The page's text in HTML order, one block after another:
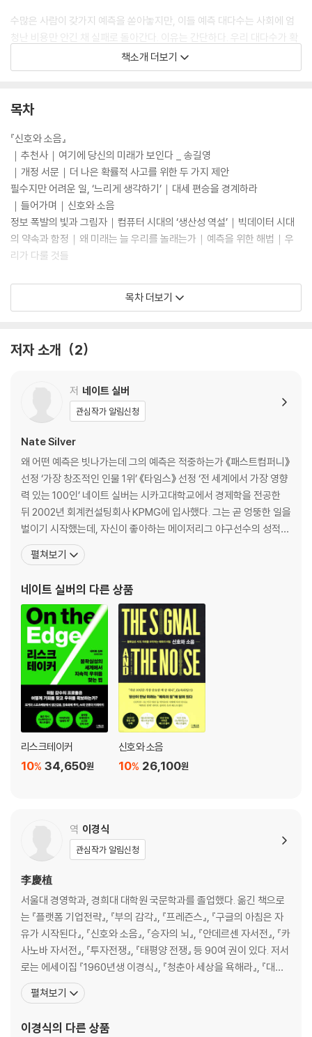
수많은 사람이 갖가지 예측을 쏟아놓지만, 이들 예측 대다수는 사회에 엄
청난 비용만 안긴 채 실패로 돌아간다. 이유는 간단하다. 우리 대다수가 확
률과 불확실성을 제대로 이해하지 못하기 때문이다.
누가 물밑에서 시장을 움직이고 사회의 구조를 바꾸는가?
전 세계적 베스트셀러 《신호와 소음The Signal and the Noise》에서
‘소음이 가득한 세상에서 의미 있는 신호를 찾는 법’을 제안한 통계 분석 전
문가이자 정치분석가 네이트 실버가 10여 년 만에 두 번째 책 《리스크테이
커》(원제: On the Edge)로 돌아왔다. 이 시의적절하고 흥미로운 책에서
실버는 특유의 사고방식과 고도의 위험 감수 능력으로 현대 사회의 많은
부분을 형성하고 지배하는 사람들의 공동체를 ‘강river’이라고 지칭한다.
그리고 포커 플레이어, 헤지펀드 매니저, 암호화폐 신봉자, 블루칩 아트 수
집가로 대표되는 프로 위험감수자들과의 심층 인터뷰에 실버 특유의 통찰
이 책에서는 내 뿌리로 돌아가려 한다. 나는 지난 3년을 주로 내가 ‘강Rive
책소개 더보기
목차
『신호와 소음』
｜추천사｜여기에 당신의 미래가 보인다 _ 송길영
｜개정 서문｜더 나은 확률적 사고를 위한 두 가지 제안
필수지만 어려운 일, ‘느리게 생각하기’｜대세 편승을 경계하라
｜들어가며｜신호와 소음
정보 폭발의 빛과 그림자｜컴퓨터 시대의 ‘생산성 역설’｜빅데이터 시대
의 약속과 함정｜왜 미래는 늘 우리를 놀래는가｜예측을 위한 해법｜우
리가 다룰 것들
Ⅰ. 예측에 대한 근본적인 의문들
1. 금융위기│경제 붕괴를 둘러싼 예측의 대실패
러싼 환상｜2막: 레버리지, 하우스푸어를 양산하다｜인터미션: ‘공포’는
의 공통점｜실패한 예측의 공식: 표본 외 예측의 문제｜무엇을 배울 수 있
2. 정치│내가 선거 결과를 맞힌 비법
정치학자들은 TV에 나오는 전문가 패널들보다 나을까?｜더 나은 예측을
위한 올바른 태도: 여우가 돼라｜왜 고슴도치는 TV 패널로 더 환영받을
까?｜엉터리 예측이 횡행하는 이유｜정치 예측에 뛰어들다｜여우의 원
칙 1: 확률적으로 생각하라｜여우의 원칙 2: 날마다 새로운 예측을 하라｜
여우의 원칙 3: 합의를 구하라｜‘마법의 탄환’식 예측을 믿지 마라｜질적
야구 예측 시스템을 구축하다｜세상에서 가장 풍성한 데이터세트｜노화
곡선: 그 선수는 언제까지 뛸 수 있을까｜‘계산기’와 ‘직감’의 싸움｜페코
타 대 스카우터: 스카우터 승｜보이지 않는 요소｜빨리 달리고 세게 던진
다고 이기는 건 아니다｜게임의 이름은 ‘정보’｜페드로이아의 미래가 어
두웠던 이유｜그리고 그는 어떻게 역경을 이겨냈나｜머니볼의 진정한 교
훈과 야구의 미래
Ⅱ. 움직이는 과녁을 맞혀라!
4. 기상│예측의 성공 스토리, 기상 예보의 진전
슈퍼컴퓨터는 정말 쓸모가 있을까｜기상 예보의 아주 간략한 역사｜매트
람의 눈은 아직 중요하다｜기상청의 성공과 민간업체의 도전｜더 나은 예
5. 지진│필사적으로, 신호를 찾아서
발밑이 흔들릴 때 우리가 하는 일｜마법의 두꺼비와 성배 찾기｜지진은
어떻게 움직이는가: 멱법칙 분포｜소음 속에서 우리를 유혹하는 신호｜
과적합의 대표 사례｜우리는 지진에 관해 어디까지 알 수 있을까｜신호와
소음이 빚어내는 아름다움｜과학은 언제나 시험 중이다
6. 경제 예측│불확실성, 변동성, 편향에 대처하는 법
불확실성에 관해 얘기해야 하는 이유｜경제학자들은 이성적인가?｜“그
누구도 단서를 가지고 있지 않습니다”｜인과관계 없는 상관관계｜경제
예측은 움직이는 표적을 맞히는 문제｜소음투성이 경제 데이터｜나비효
과｜편향이 합리적 선택일 때｜편향에 대처하는 두 가지 대안
목차 더보기
저자 소개 2
저 네이트 실버
관심작가 알림신청
Nate Silver
왜 어떤 예측은 빗나가는데 그의 예측은 적중하는가 《패스트컴퍼니》
선정 ‘가장 창조적인 인물 1위’ 《타임스》 선정 ‘전 세계에서 가장 영향
력 있는 100인’ 네이트 실버는 시카고대학교에서 경제학을 전공한
뒤 2002년 회계컨설팅회사 KPMG에 입사했다. 그는 곧 엉뚱한 일을
벌이기 시작했는데, 자신이 좋아하는 메이저리그 야구선수의 성적을
예측하는 시스템인 페코타PECOTA를 개발한 것이다. 놀라운 적중
률로 명성을 얻은 실버는 카지노에서 통계 확률 기법을 전략적으로
서 수십만 달러를 긁어모으고는,
펼쳐보기
네이트 실버의 다른 상품
리스크테이커
34,650원
10%
신호와 소음
26,100원
10%
역 이경식
관심작가 알림신청
李慶植
서울대 경영학과, 경희대 대학원 국문학과를 졸업했다. 옮긴 책으로
는 『플랫폼 기업전략』, 『부의 감각』, 『프레즌스』, 『구글의 아침은 자
유가 시작된다』, 『신호와 소음』, 『승자의 뇌』, 『안데르센 자서전』, 『카
사노바 자서전』, 『투자전쟁』, 『태평양 전쟁』 등 90여 권이 있다. 저서
로는 에세이집 『1960년생 이경식』, 『청춘아 세상을 욕해라』, 『대한
민국 깡통경제학』, 『미쳐서 살고 정신 들어 죽다』, 『나는 아버지다』,
소설 『상인의 전쟁』, 평전 『이건희 스토리』 등이 있고, 영화 「개 같은
펼쳐보기
이경식의 다른 상품